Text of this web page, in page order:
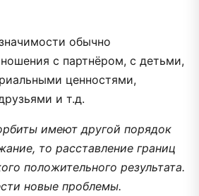
обычно
с партнёром, с детьми,
ценностями,
и т.д.
имеют другой порядок
то расставление границ
положительного результата.
новые проблемы.